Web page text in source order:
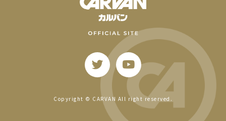
Copyright © CARVAN All right reserved.